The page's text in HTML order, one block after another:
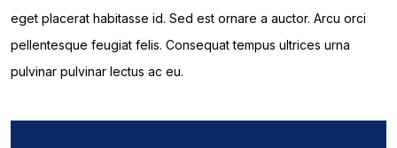
eget placerat habitasse id. Sed est ornare a auctor. Arcu orci
pellentesque feugiat felis. Consequat tempus ultrices urna
pulvinar pulvinar lectus ac eu.